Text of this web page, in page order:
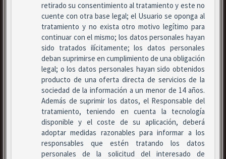
retirado su consentimiento al tratamiento y este no
cuente con otra base legal; el Usuario se oponga al
tratamiento y no exista otro motivo legítimo para
continuar con el mismo; los datos personales hayan
sido tratados ilícitamente; los datos personales
deban suprimirse en cumplimiento de una obligación
legal; o los datos personales hayan sido obtenidos
producto de una oferta directa de servicios de la
sociedad de la información a un menor de 14 años.
Además de suprimir los datos, el Responsable del
tratamiento, teniendo en cuenta la tecnología
disponible y el coste de su aplicación, deberá
adoptar medidas razonables para informar a los
responsables que estén tratando los datos
personales de la solicitud del interesado de